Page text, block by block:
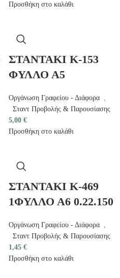
Προσθήκη στο καλάθι
ΣΤΑΝΤΑΚΙ Κ-153
ΦΥΛΛΟ Α5
Οργάνωση Γραφείου - Διάφορα ,
Σταντ Προβολής & Παρουσίασης
5,00 €
Προσθήκη στο καλάθι
ΣΤΑΝΤΑΚΙ Κ-469
1ΦΥΛΛΟ Α6 0.22.150
Οργάνωση Γραφείου - Διάφορα ,
Σταντ Προβολής & Παρουσίασης
1,45 €
Προσθήκη στο καλάθι